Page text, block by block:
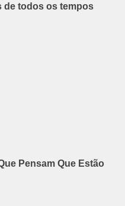
de todos os tempos
Pensam Que Estão